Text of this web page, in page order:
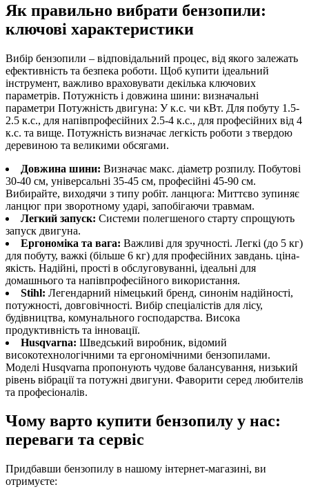
Як правильно вибрати бензопили:
ключові характеристики
Вибір бензопили – відповідальний процес, від якого залежать
ефективність та безпека роботи. Щоб купити ідеальний
інструмент, важливо враховувати декілька ключових
параметрів. Потужність і довжина шини: визначальні
параметри Потужність двигуна: У к.с. чи кВт. Для побуту 1.5-
2.5 к.с., для напівпрофесійних 2.5-4 к.с., для професійних від 4
к.с. та вище. Потужність визначає легкість роботи з твердою
деревиною та великими обсягами.
Довжина шини: Визначає макс. діаметр розпилу. Побутові
30-40 см, універсальні 35-45 см, професійні 45-90 см.
Вибирайте, виходячи з типу робіт. ланцюга: Миттєво зупиняє
ланцюг при зворотному ударі, запобігаючи травмам.
Легкий запуск: Системи полегшеного старту спрощують
запуск двигуна.
Ергономіка та вага: Важливі для зручності. Легкі (до 5 кг)
для побуту, важкі (більше 6 кг) для професійних завдань. ціна-
якість. Надійні, прості в обслуговуванні, ідеальні для
домашнього та напівпрофесійного використання.
Stihl: Легендарний німецький бренд, синонім надійності,
потужності, довговічності. Вибір спеціалістів для лісу,
будівництва, комунального господарства. Висока
продуктивність та інновації.
Husqvarna: Шведський виробник, відомий
високотехнологічними та ергономічними бензопилами.
Моделі Husqvarna пропонують чудове балансування, низький
рівень вібрації та потужні двигуни. Фаворити серед любителів
та професіоналів.
Чому варто купити бензопилу у нас:
переваги та сервіс
Придбавши бензопилу в нашому інтернет-магазині, ви
отримуєте: